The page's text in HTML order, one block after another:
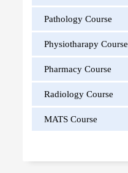
Pathology Course
Physiotharapy Course
Pharmacy Course
Radiology Course
MATS Course